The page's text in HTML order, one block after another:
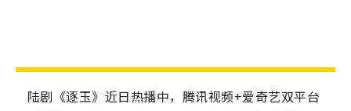
陆剧《逐玉》近日热播中，腾讯视频+爱奇艺双平台